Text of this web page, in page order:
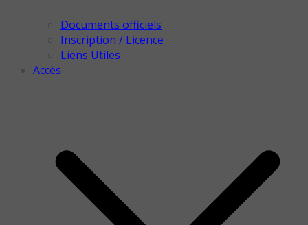
Documents officiels
Inscription / Licence
Liens Utiles
Accès